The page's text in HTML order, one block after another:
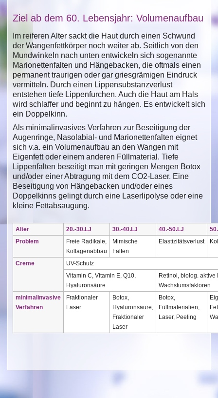
Ziel ab dem 60. Lebensjahr: Volumenaufbau
Im reiferen Alter sackt die Haut durch einen Schwund
der Wangenfettkörper noch weiter ab. Seitlich von den
Mundwinkeln nach unten entwickeln sich sogenannte
Marionettenfalten und Hängebacken, die oftmals einen
permanent traurigen oder gar griesgrämigen Eindruck
vermitteln. Durch einen Lippensubstanzverlust
entstehen tiefe Lippenfurchen. Auch die Haut am Hals
wird schlaffer und beginnt zu hängen. Es entwickelt sich
ein Doppelkinn.
Als minimalinvasives Verfahren zur Beseitigung der
Augenringe, Nasolabial- und Marionettenfalten eignet
sich v.a. ein Volumenaufbau an den Wangen mit
Eigenfett oder einem anderen Füllmaterial. Tiefe
Lippenfalten beseitigt man mit geringen Mengen Botox
und/oder einer Abtragung mit dem CO2-Laser. Eine
Beseitigung von Hängebacken und/oder eines
Doppelkinns gelingt durch eine Laserlipolyse oder eine
kleine Fettabsaugung.
Alter 20.-30.LJ 30.-40.LJ 40.-50.LJ
Problem
Freie Radikale,
Kollagenabbau
Mimische
Falten
Elastizitätsverlust
Creme
UV-Schutz
Vitamin C, Vitamin E, Q10,
Hyaluronsäure
Retinol, biolog. aktive
Wachstumsfaktoren
minimalinvasive
Verfahren
Fraktionaler
Laser
Botox,
Hyaluronsäure,
Fraktionaler
Laser
Botox,
Füllmaterialien,
Laser, Peeling